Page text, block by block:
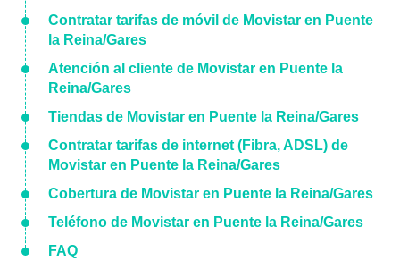
Contratar tarifas de móvil de Movistar en Puente
la Reina/Gares
Atención al cliente de Movistar en Puente la
Reina/Gares
Tiendas de Movistar en Puente la Reina/Gares
Contratar tarifas de internet (Fibra, ADSL) de
Movistar en Puente la Reina/Gares
Cobertura de Movistar en Puente la Reina/Gares
Teléfono de Movistar en Puente la Reina/Gares
FAQ